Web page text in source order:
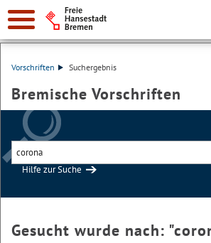
Vorschriften Suchergebnis
Bremische Vorschriften
Hilfe zur Suche
Gesucht wurde nach: "